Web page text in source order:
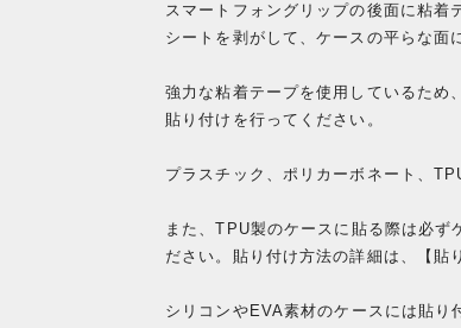
スマートフォングリップの後面に粘着
シートを剥がして、ケースの平らな面
強力な粘着テープを使用しているため
貼り付けを行ってください。
プラスチック、ポリカーボネート、
また、TPU製のケースに貼る際は必ず
ださい。貼り付け方法の詳細は、【貼
シリコンやEVA素材のケースには貼り